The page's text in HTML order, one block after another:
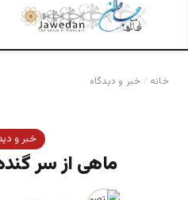
جستجو برای
خانه / خبر و دیدگاه
خبر و
ماهی از سر